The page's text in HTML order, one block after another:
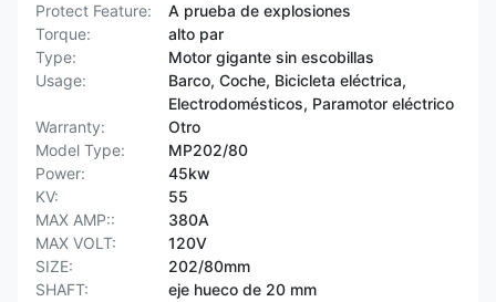
Protect Feature:
A prueba de explosiones
Torque:
alto par
Type:
Motor gigante sin escobillas
Usage:
Barco, Coche, Bicicleta eléctrica,
Electrodomésticos, Paramotor eléctrico
Warranty:
Otro
Model Type:
MP202/80
Power:
45kw
KV:
55
MAX AMP::
380A
MAX VOLT:
120V
SIZE:
202/80mm
SHAFT:
eje hueco de 20 mm